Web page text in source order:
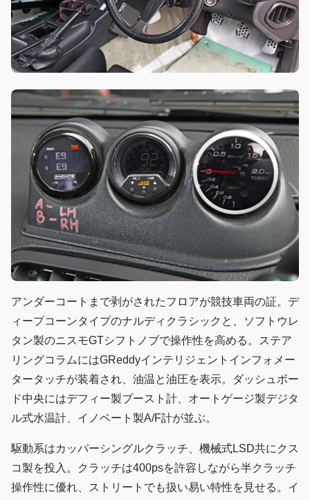
アンダーコートまで剥がされたフロアが競技車両の証。デ
ィープコーンタイプのナルディクラシックと、ソフトウレ
タン製のニスモGTシフトノブで操作性を高める。ステア
リングコラムにはGReddyインテリジェントインフォメー
タータッチが装着され、油温と油圧を表示。ダッシュボー
ド中央にはデフィー製ブースト計、オートゲージ製デジタ
ル式水温計、イノベート製A/F計が並ぶ。
駆動系はカッパーシングルクラッチ、機械式LSD共にクス
コ製を投入。クラッチは400psを許容しながら半クラッチ
操作性に優れ、ストリートでも扱い易い特性を見せる。イ